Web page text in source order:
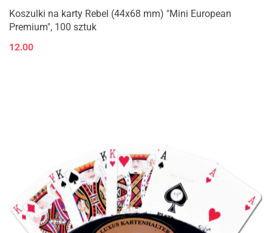
Koszulki na karty Rebel (44x68 mm) "Mini European
Premium", 100 sztuk
12.00